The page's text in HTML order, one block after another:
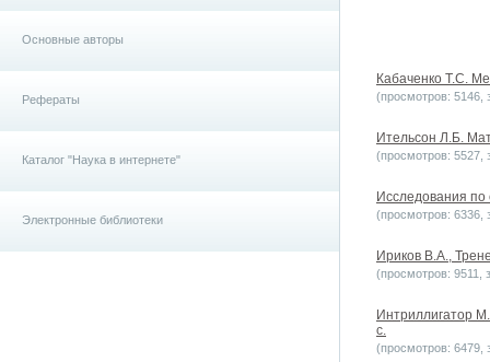
Основные авторы
Рефераты
Каталог "Наука в интернете"
Электронные библиотеки
Кабаченко Т.С.
(просмотров: 5146,
Ительсон Л.Б.
(просмотров: 5527,
Исследования
(просмотров: 6336,
Ириков В.А.,
(просмотров: 9511,
Интриллигатор
с.
(просмотров: 6479,